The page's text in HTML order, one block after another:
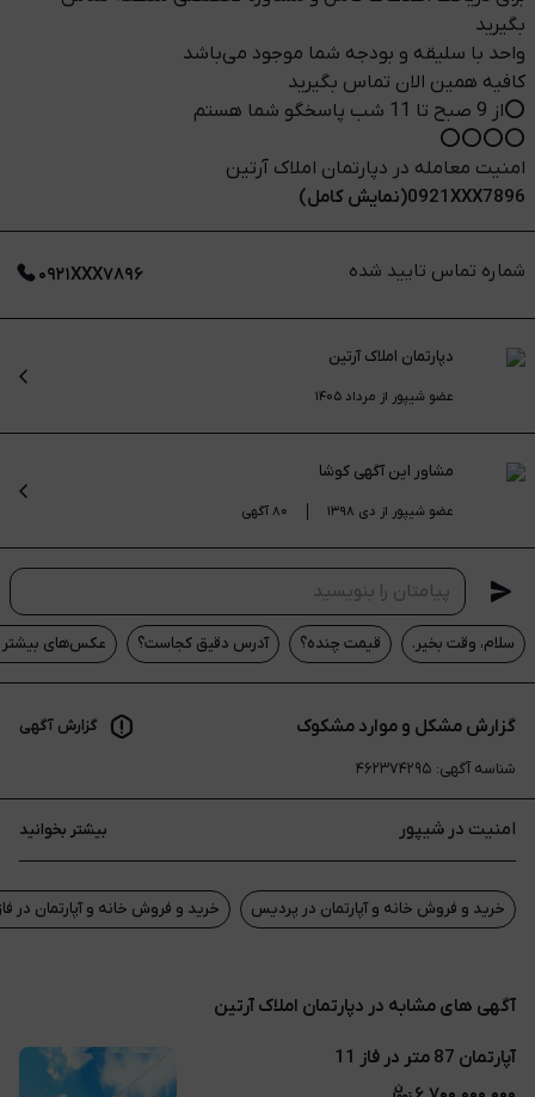
بگیرید
️واحد با سلیقه و بودجه شما موجود می‌باشد
کافیه همین الان تماس بگیرید
⭕از 9 صبح تا 11 شب پاسخگو شما هستم
⭕️⭕️⭕️⭕️
امنیت معامله در ️دپارتمان املاک آرتین ️
0921XXX7896(نمایش کامل)
شماره تماس تایید شده ۰۹۲۱XXX۷۸۹۶
دپارتمان املاک آرتین
عضو شیپور از مرداد ۱۴۰۵
مشاور این آگهی کوشا
عضو شیپور از دی ۱۳۹۸ ۸۰ آگهی
سلام، وقت بخیر. قیمت چنده؟ آدرس دقیق کجاست؟ عکس‌های بیشتر
گزارش مشکل و موارد مشکوک گزارش آگهی
شناسه آگهی: ۴۶۲۳۷۴۲۹۵
امنیت در شیپور بیشتر بخوانید
خرید و فروش خانه و آپارتمان در پردیس خرید و فروش خانه و آپارتمان در فاز
آگهی های مشابه در دپارتمان املاک آرتین
آپارتمان 87 متر در فاز 11